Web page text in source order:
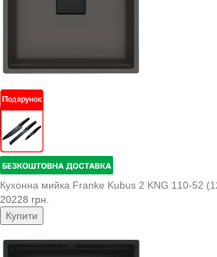
Кухонна мийка Franke Kubus 2 KNG 110-52
20228 грн.
Купити